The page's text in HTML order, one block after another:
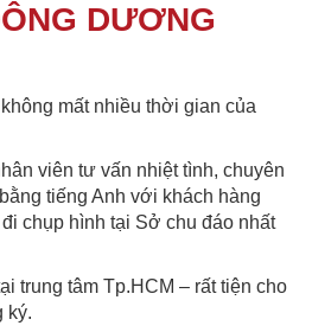
DƯƠNG
mất nhiều thời gian của
viên tư vấn nhiệt tình, chuyên
tiếng Anh với khách hàng
chụp hình tại Sở chu đáo nhất
trung tâm Tp.HCM – rất tiện cho
ký.